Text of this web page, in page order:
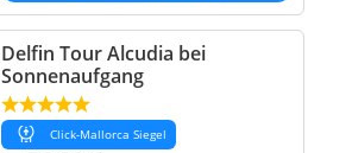
Delfin Tour Alcudia bei
Sonnenaufgang
Click-Mallorca Siegel